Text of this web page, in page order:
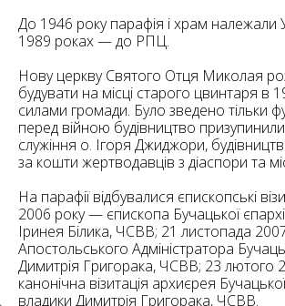
До 1946 року парафія і храм
1989 роках — до РПЦ.
Нову церкву Святого Отця Миколая
будувати на місці старого цвинтаря в
силами громади. Було зведено тільки
перед війною будівництво
служіння о. Ігоря Джиджори,
за кошти жертводавців з діаспори та
На парафії відбувалися єпископські
2006 року — єпископа Бучацької
Іринея Білика, ЧСВВ; 21 листопада
Апостольського Адміністратора
Димитрія Григорака, ЧСВВ; 23 лютого
канонічна візитація архиєрея Бучацької
владики Димитрія Григорака, ЧСВВ.
16
2